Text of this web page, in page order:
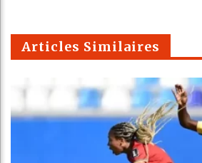
m
Articles Similaires